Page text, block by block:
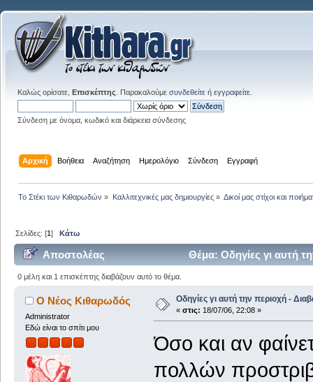
Καλώς ορίσατε, Επισκέπτης . Παρακαλούμε συνδεθείτε ή εγγραφείτε
Σύνδεση με όνομα, κωδικό και διάρκεια σύνδεσης
Αρχική Βοήθεια Αναζήτηση Ημερολόγιο Σύνδεση Εγγραφή
Το Στέκι των Κιθαρωδών » Καλλιτεχνικές μας δημιουργίες» Δικοί μας στίχοι και
Σελίδες: [1]Κάτω
Αποστολέας Θέμα: Οδηγίες γι αυτή
0 μέλη και 1 επισκέπτης διαβάζουν αυτό το θέμα.
Ο Νέος Κιθαρωδός
Administrator
Εδώ είναι το σπίτι μου
Οδηγίες γι αυτή την περιοχή -
« στις: 18/07/06, 22:08 »
Όσο και αν
πολλών